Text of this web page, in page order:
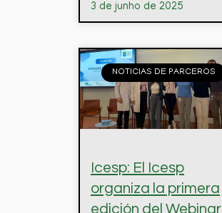
3 de junho de 2025
NOTICIAS DE PARCEROS
Icesp: El Icesp
organiza la primera
edición del Webinar